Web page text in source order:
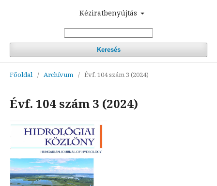
Kéziratbenyújtás
Keresés
Főoldal / Archívum / Évf. 104 szám 3 (2024)
Évf. 104 szám 3 (2024)